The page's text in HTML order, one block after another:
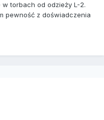
w torbach od odzieży L-2.
pewność z doświadczenia